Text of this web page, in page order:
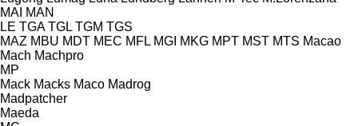
MAI MAN
LE TGA TGL TGM TGS
MAZ MBU MDT MEC MFL MGI MKG MPT MST MTS Macao
Mach Machpro
MP
Mack Macks Maco Madrog
Madpatcher
Maeda